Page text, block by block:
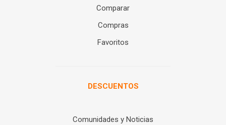
Comparar
Compras
Favoritos
DESCUENTOS
Comunidades y Noticias